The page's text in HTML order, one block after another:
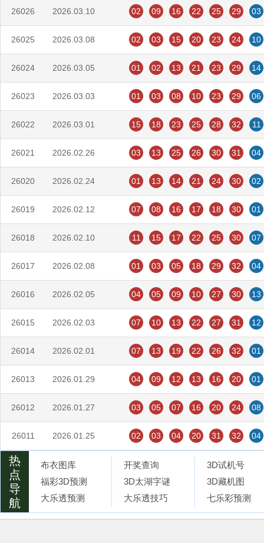
26026 2026.03.10 02 09 16 22 25 29 03
26025 2026.03.08 02 03 15 20 23 24 10
26024 2026.03.05 01 02 13 21 23 29 14
26023 2026.03.03 01 03 08 10 23 29 06
26022 2026.03.01 15 18 23 25 28 32 11
26021 2026.02.26 03 13 25 26 30 31 04
26020 2026.02.24 01 13 14 21 24 30 02
26019 2026.02.12 07 08 16 17 18 30 01
26018 2026.02.10 11 15 17 22 25 30 07
26017 2026.02.08 01 03 05 18 29 32 04
26016 2026.02.05 04 05 09 10 27 30 13
26015 2026.02.03 07 10 13 22 27 31 12
26014 2026.02.01 07 13 19 22 26 32 01
26013 2026.01.29 04 09 12 13 16 20 01
26012 2026.01.27 03 05 07 16 20 24 08
26011 2026.01.25 02 03 04 20 31 32 04
热
点
导
航
布衣图库 开奖查询
3D试机号
福彩3D预测
3D太湖字谜
3D藏机图
大乐透预测
大乐透技巧 七乐彩预测